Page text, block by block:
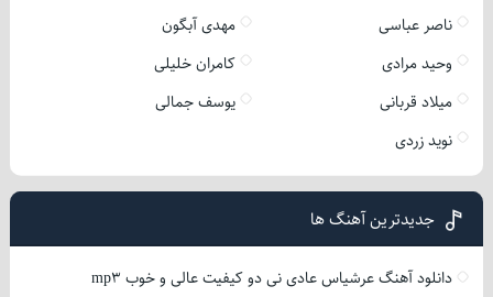
ناصر عباسی
مهدی آبگون
وحید مرادی
کامران خلیلی
میلاد قربانی
یوسف جمالی
نوید زردی
جدیدترین آهنگ ها
دانلود آهنگ عرشیاس عادی نی دو کیفیت عالی و خوب mp3